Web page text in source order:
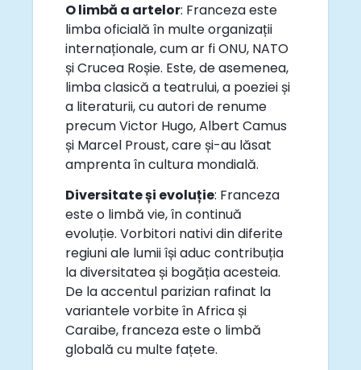
O limbă a artelor: Franceza este
limba oficială în multe organizații
internaționale, cum ar fi ONU, NATO
și Crucea Roșie. Este, de asemenea,
limba clasică a teatrului, a poeziei și
a literaturii, cu autori de renume
precum Victor Hugo, Albert Camus
și Marcel Proust, care și-au lăsat
amprenta în cultura mondială.
Diversitate și evoluție: Franceza
este o limbă vie, în continuă
evoluție. Vorbitori nativi din diferite
regiuni ale lumii își aduc contribuția
la diversitatea și bogăția acesteia.
De la accentul parizian rafinat la
variantele vorbite în Africa și
Caraibe, franceza este o limbă
globală cu multe fațete.